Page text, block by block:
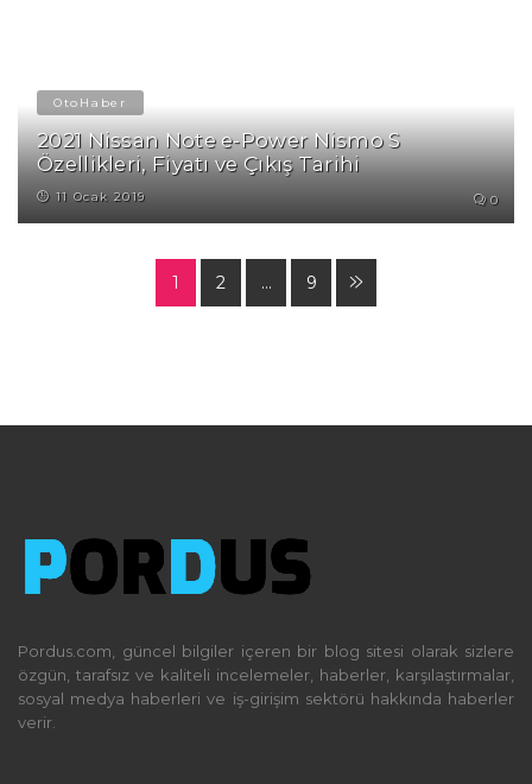
OtoHaber
2021 Nissan Note e-Power Nismo S
Özellikleri, Fiyatı ve Çıkış Tarihi
11 Ocak 2019 0
1 2 … 9
Pordus.com, güncel bilgiler içeren bir blog sitesi olarak sizlere
özgün, tarafsız ve kaliteli incelemeler, haberler, karşılaştırmalar,
sosyal medya haberleri ve iş-girişim sektörü hakkında haberler
verir.